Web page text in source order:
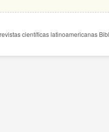
científicas latinoamericanas